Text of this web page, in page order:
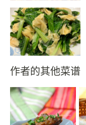
作者的其他菜谱